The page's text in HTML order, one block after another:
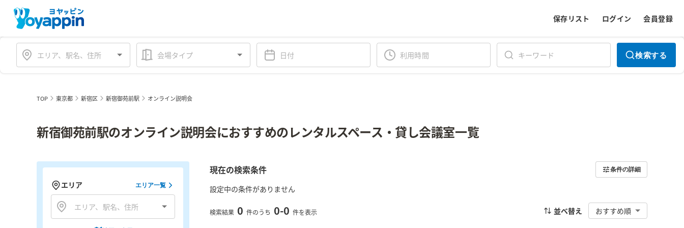
保存リスト ログイン 会員登録
会場タイプ 検索する
TOP 東京都 新宿区 新宿御苑前駅 オンライン説明会
新宿御苑前駅のオンライン説明会におすすめのレンタルスペース・貸し会議室一覧
現在の検索条件 条件の詳細
設定中の条件がありません
検索結果 0 件のうち 0-0 件を表示 並べ替え おすすめ順
エリア エリア一覧